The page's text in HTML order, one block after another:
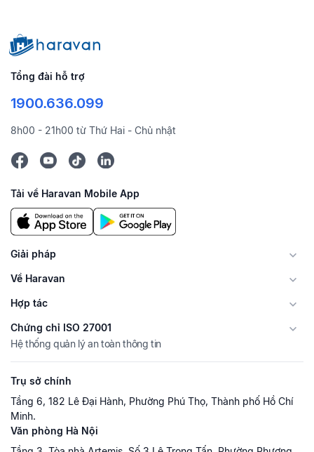
Tổng đài hỗ trợ
1900.636.099
8h00 - 21h00 từ Thứ Hai - Chủ nhật
Tải về Haravan Mobile App
Giải pháp
Về Haravan
Hợp tác
Chứng chỉ ISO 27001
Hệ thống quản lý an toàn thông tin
Trụ sở chính
Tầng 6, 182 Lê Đại Hành, Phường Phú Thọ, Thành phố Hồ Chí
Minh.
Văn phòng Hà Nội